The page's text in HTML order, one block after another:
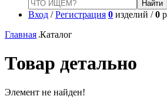
Вход /Регистрация 0 изделий /0
Главная Каталог
Товар детально
Элемент не найден!